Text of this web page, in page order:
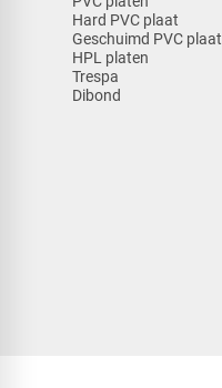
Hard PVC plaat
Geschuimd PVC plaat
HPL platen
Trespa
Dibond